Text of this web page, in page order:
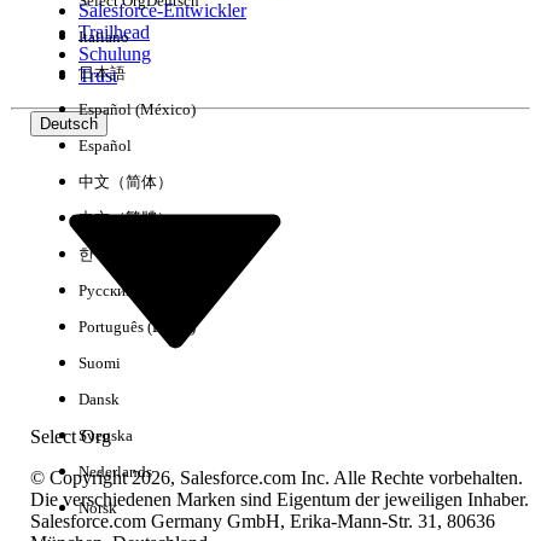
Erfahrung
Keine Ergebnisse
Salesforce-Entwickler
Trailhead
Schulung
Trust
Deutsch
Select Org
Italiano
日本語
Español (México)
Español
中文（简体）
中文（繁體）
한국어
Русский
Português (Brasil)
Suomi
Dansk
Svenska
Nederlands
Norsk
© Copyright 2026, Salesforce.com Inc. Alle Rechte vorbehalten.
Die verschiedenen Marken sind Eigentum der jeweiligen Inhaber.
Salesforce.com Germany GmbH, Erika-Mann-Str. 31, 80636